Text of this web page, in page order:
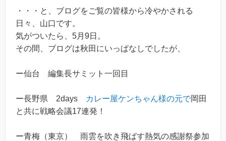
・・・と、ブログをご覧の皆様から冷やかされる
日々、山口です。
気がついたら、5月9日。
その間、ブログは秋田にいっぱなしでしたが、
ー仙台 編集長サミット一回目
ー長野県 2days カレー屋ケンちゃん様の元で岡田
と共に戦略会議17連発！
ー青梅（東京） 雨雲を吹き飛ばす熱気の感謝祭参加